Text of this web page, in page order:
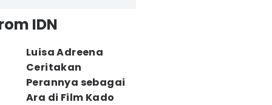
IDN
Luisa Adreena
Ceritakan
Perannya sebagai
Ara di Film Kado